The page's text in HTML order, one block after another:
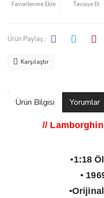
Tavsiye Et
Ürün Paylaş :
Karşılaştır
Ürün Bilgisi Yorumlar
//
▪️1:18
▪️